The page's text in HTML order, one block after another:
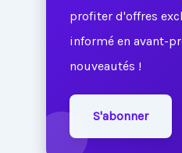
profiter d'offres
informé en avant-
nouveautés !
S'abonner